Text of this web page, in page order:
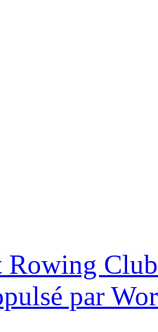
Rowing Club
par